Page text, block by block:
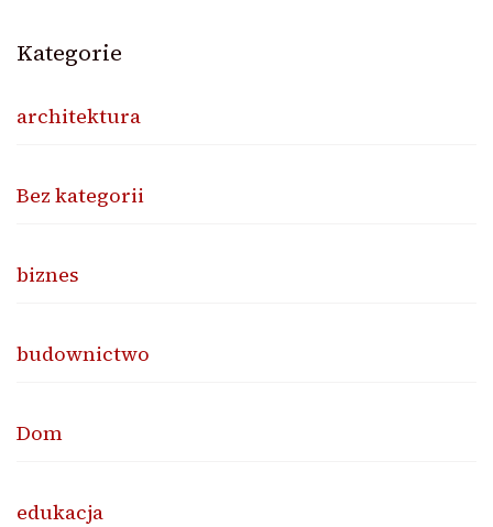
Kategorie
architektura
Bez kategorii
biznes
budownictwo
Dom
edukacja